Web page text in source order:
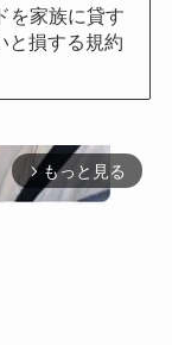
を家族に貸す
と損する規約
arrow_forward_ios もっと見る